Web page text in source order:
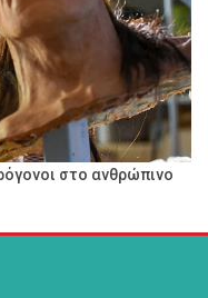
στο ανθρώπινο